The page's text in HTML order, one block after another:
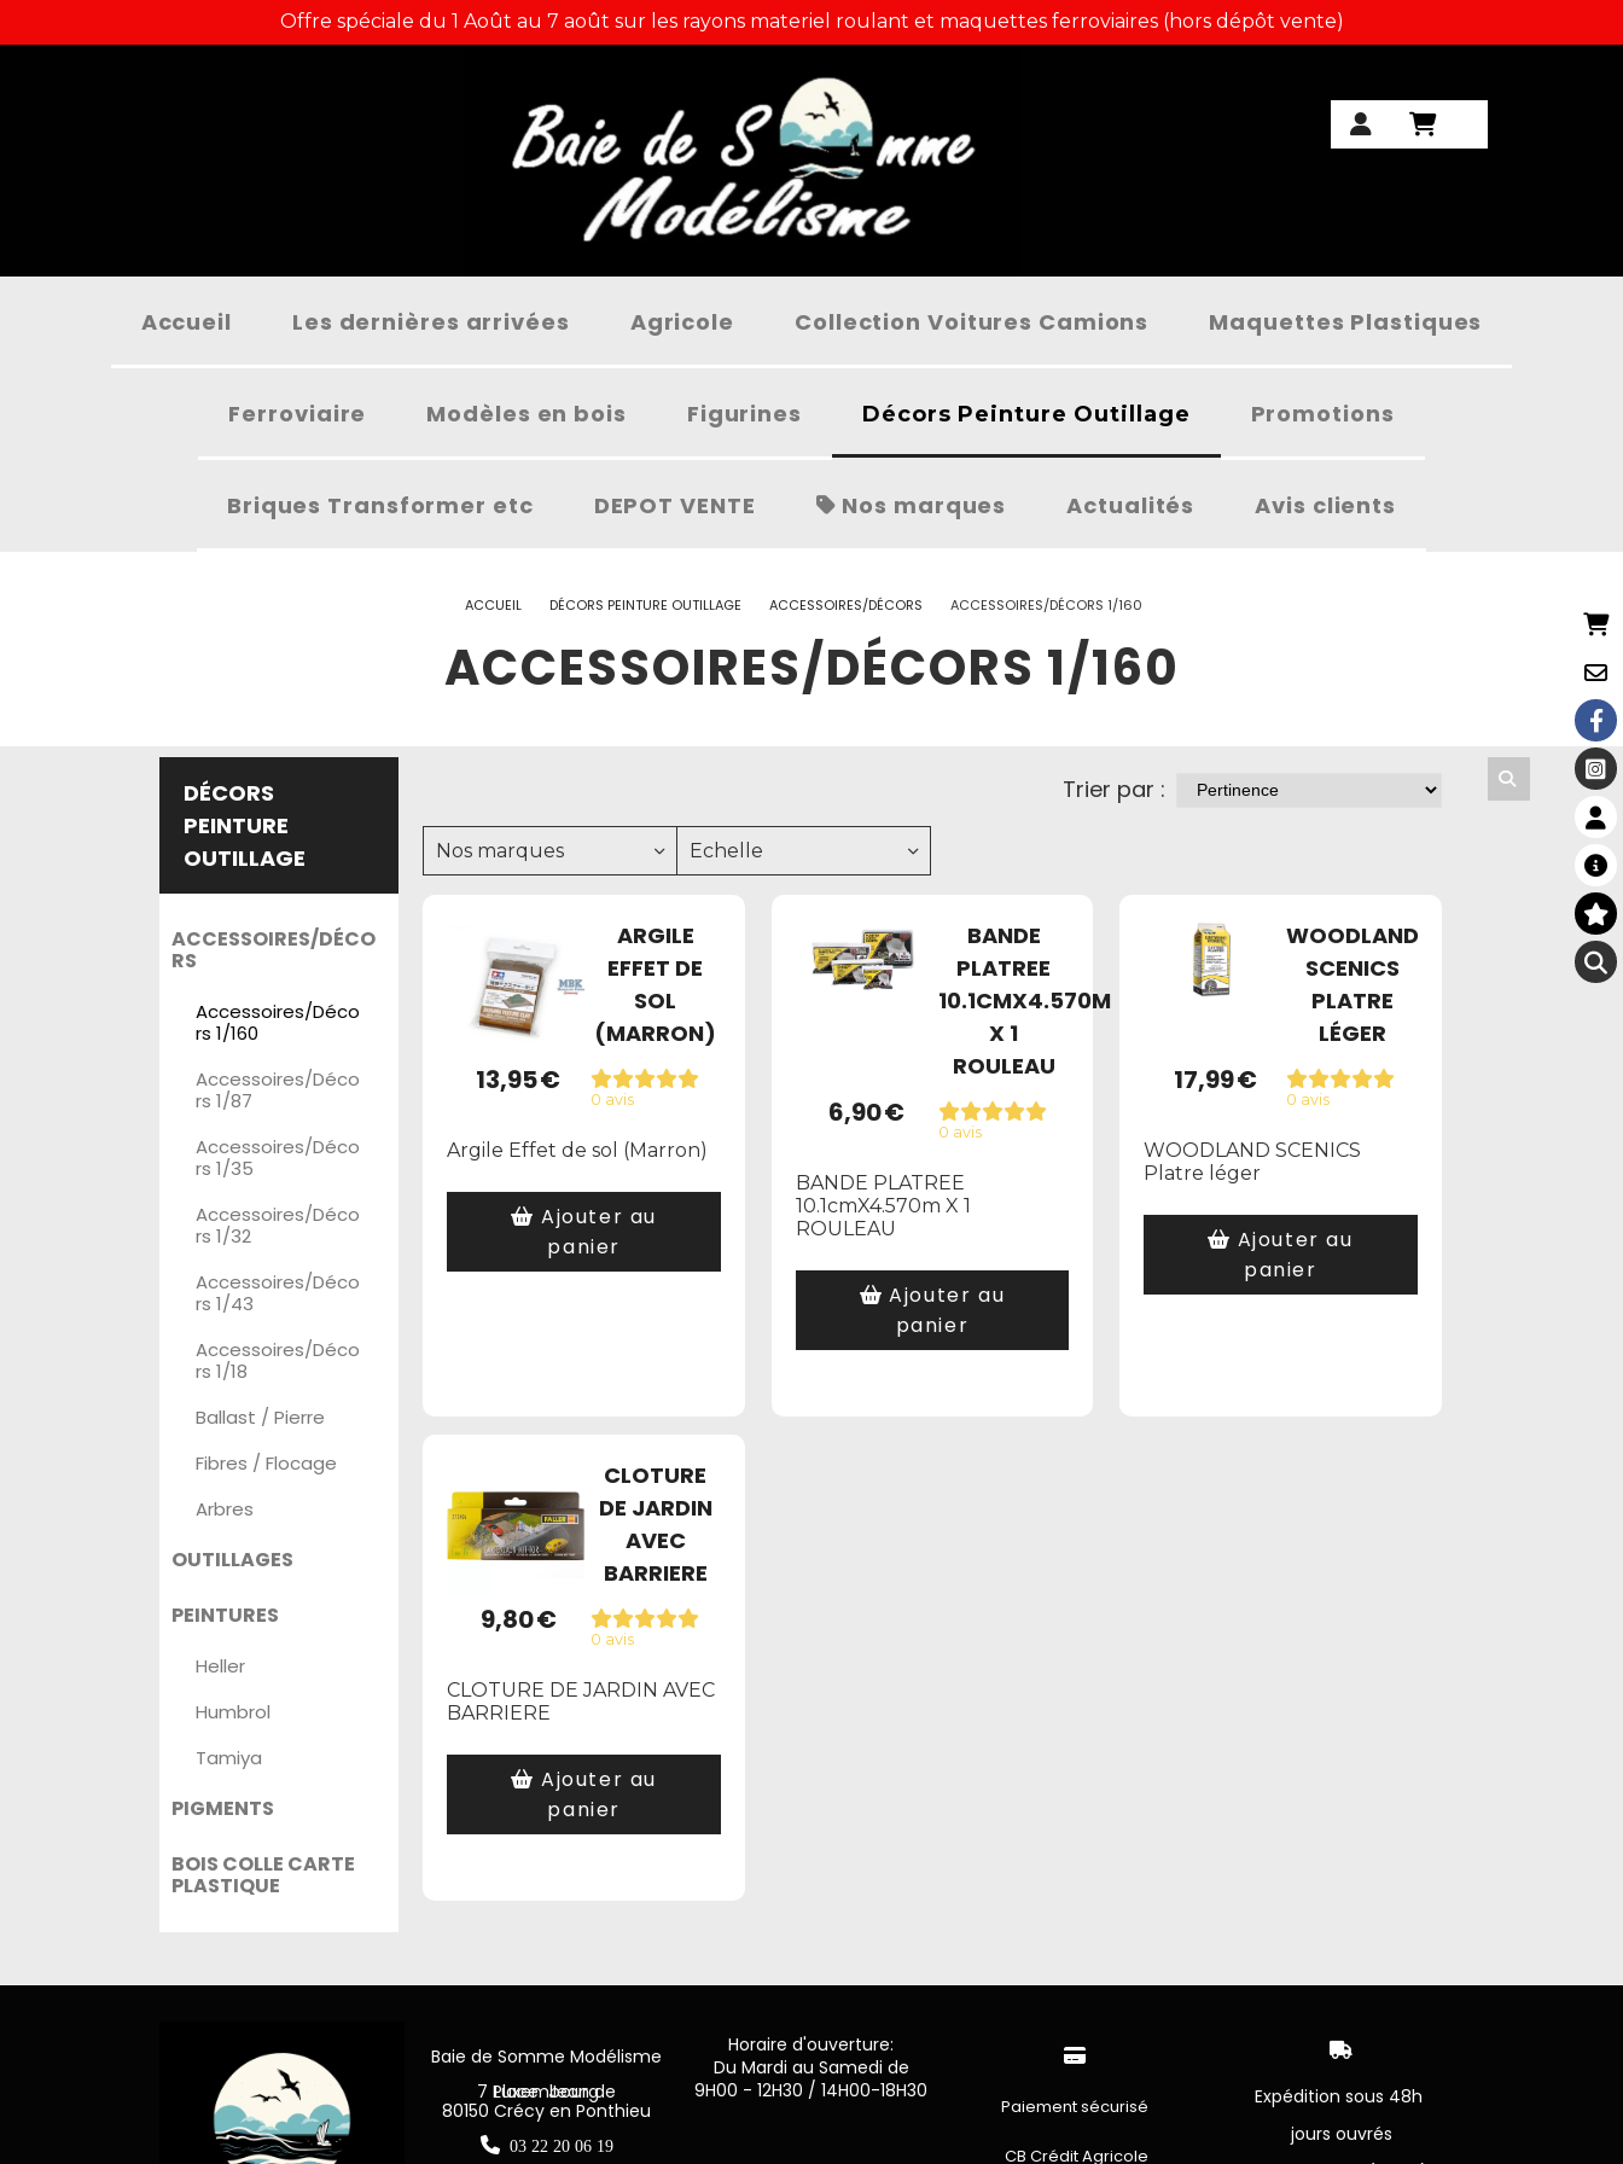
Offre spéciale du 1 Août au 7 août sur les rayons materiel roulant et maquettes ferroviaires (hors dépôt vente)
Accueil Les dernières arrivées Agricole Collection Voitures Camions Maquettes Plastiques
Ferroviaire Modèles en bois Figurines Décors Peinture Outillage Promotions
Briques Transformer etc DEPOT VENTE Nos marques Actualités Avis clients
DÉCORS
PEINTURE
OUTILLAGE
ACCESSOIRES/DÉCO
RS
Accessoires/Déco
rs 1/160
Accessoires/Déco
rs 1/87
Accessoires/Déco
rs 1/35
Accessoires/Déco
rs 1/32
Accessoires/Déco
rs 1/43
Accessoires/Déco
rs 1/18
Ballast / Pierre
Fibres / Flocage
Arbres
OUTILLAGES
PEINTURES
Heller
Humbrol
Tamiya
PIGMENTS
BOIS COLLE CARTE
PLASTIQUE
ACCUEIL DÉCORS PEINTURE OUTILLAGE ACCESSOIRES/DÉCORS ACCESSOIRES/DÉCORS 1/160
ACCESSOIRES/DÉCORS 1/160
Trier par :
Nos marques Echelle
ARGILE
EFFET DE
SOL
(MARRON)
0 avis
13,95€
Argile Effet de sol (Marron)
Ajouter au
panier
BANDE
PLATREE
10.1CMX4.570M
X 1
ROULEAU
0 avis
6,90€
BANDE PLATREE
10.1cmX4.570m X 1
ROULEAU
Ajouter au
panier
WOODLAND
SCENICS
PLATRE
LÉGER
0 avis
17,99€
WOODLAND SCENICS
Platre léger
Ajouter au
panier
CLOTURE
DE JARDIN
AVEC
BARRIERE
0 avis
9,80€
CLOTURE DE JARDIN AVEC
BARRIERE
Ajouter au
panier
Baie de Somme Modélisme
7 Place Jean de Luxembourg
80150 Crécy en Ponthieu
 03 22 20 06 19
Horaire d'ouverture:
Du Mardi au Samedi de
9H00 - 12H30 / 14H00-18H30

Paiement sécurisé
CB Crédit Agricole

Expédition sous 48h
jours ouvrés